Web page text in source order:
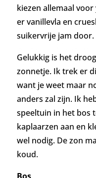
kiezen allemaal
er vanillevla en
suikervrije jam door.
Gelukkig is het
zonnetje. Ik trek er
want je weet maar
anders zal zijn. Ik
speeltuin in het bos
kaplaarzen aan en
wel nodig. De zon
koud.
Bos